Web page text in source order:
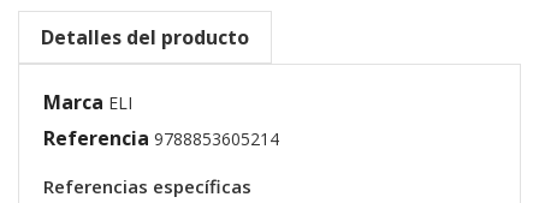
Detalles del producto
Marca ELI
Referencia 9788853605214
Referencias específicas